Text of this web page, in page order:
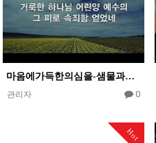
마음에가득한의심을-샘물과같은보혈은
관리자 0
Hot